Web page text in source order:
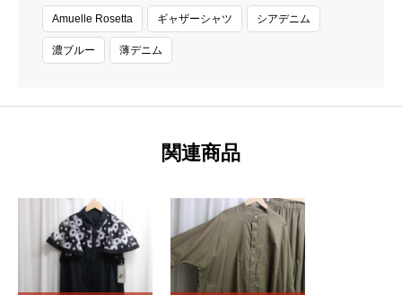
Amuelle Rosetta ギャザーシャツ シアデニム
濃ブルー 薄デニム
関連商品